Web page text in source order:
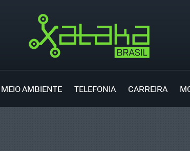
MEIO AMBIENTE TELEFONIA CARREIRA